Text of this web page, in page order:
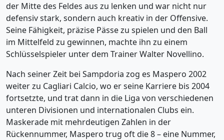
der Mitte des Feldes aus zu lenken und war nicht nur
defensiv stark, sondern auch kreativ in der Offensive.
Seine Fähigkeit, präzise Pässe zu spielen und den Ball
im Mittelfeld zu gewinnen, machte ihn zu einem
Schlüsselspieler unter dem Trainer Walter Novellino.
Nach seiner Zeit bei Sampdoria zog es Maspero 2002
weiter zu Cagliari Calcio, wo er seine Karriere bis 2004
fortsetzte, und trat dann in die Liga von verschiedenen
unteren Divisionen und internationalen Clubs ein.
Maskerade mit mehrdeutigen Zahlen in der
Rückennummer, Maspero trug oft die 8 – eine Nummer,